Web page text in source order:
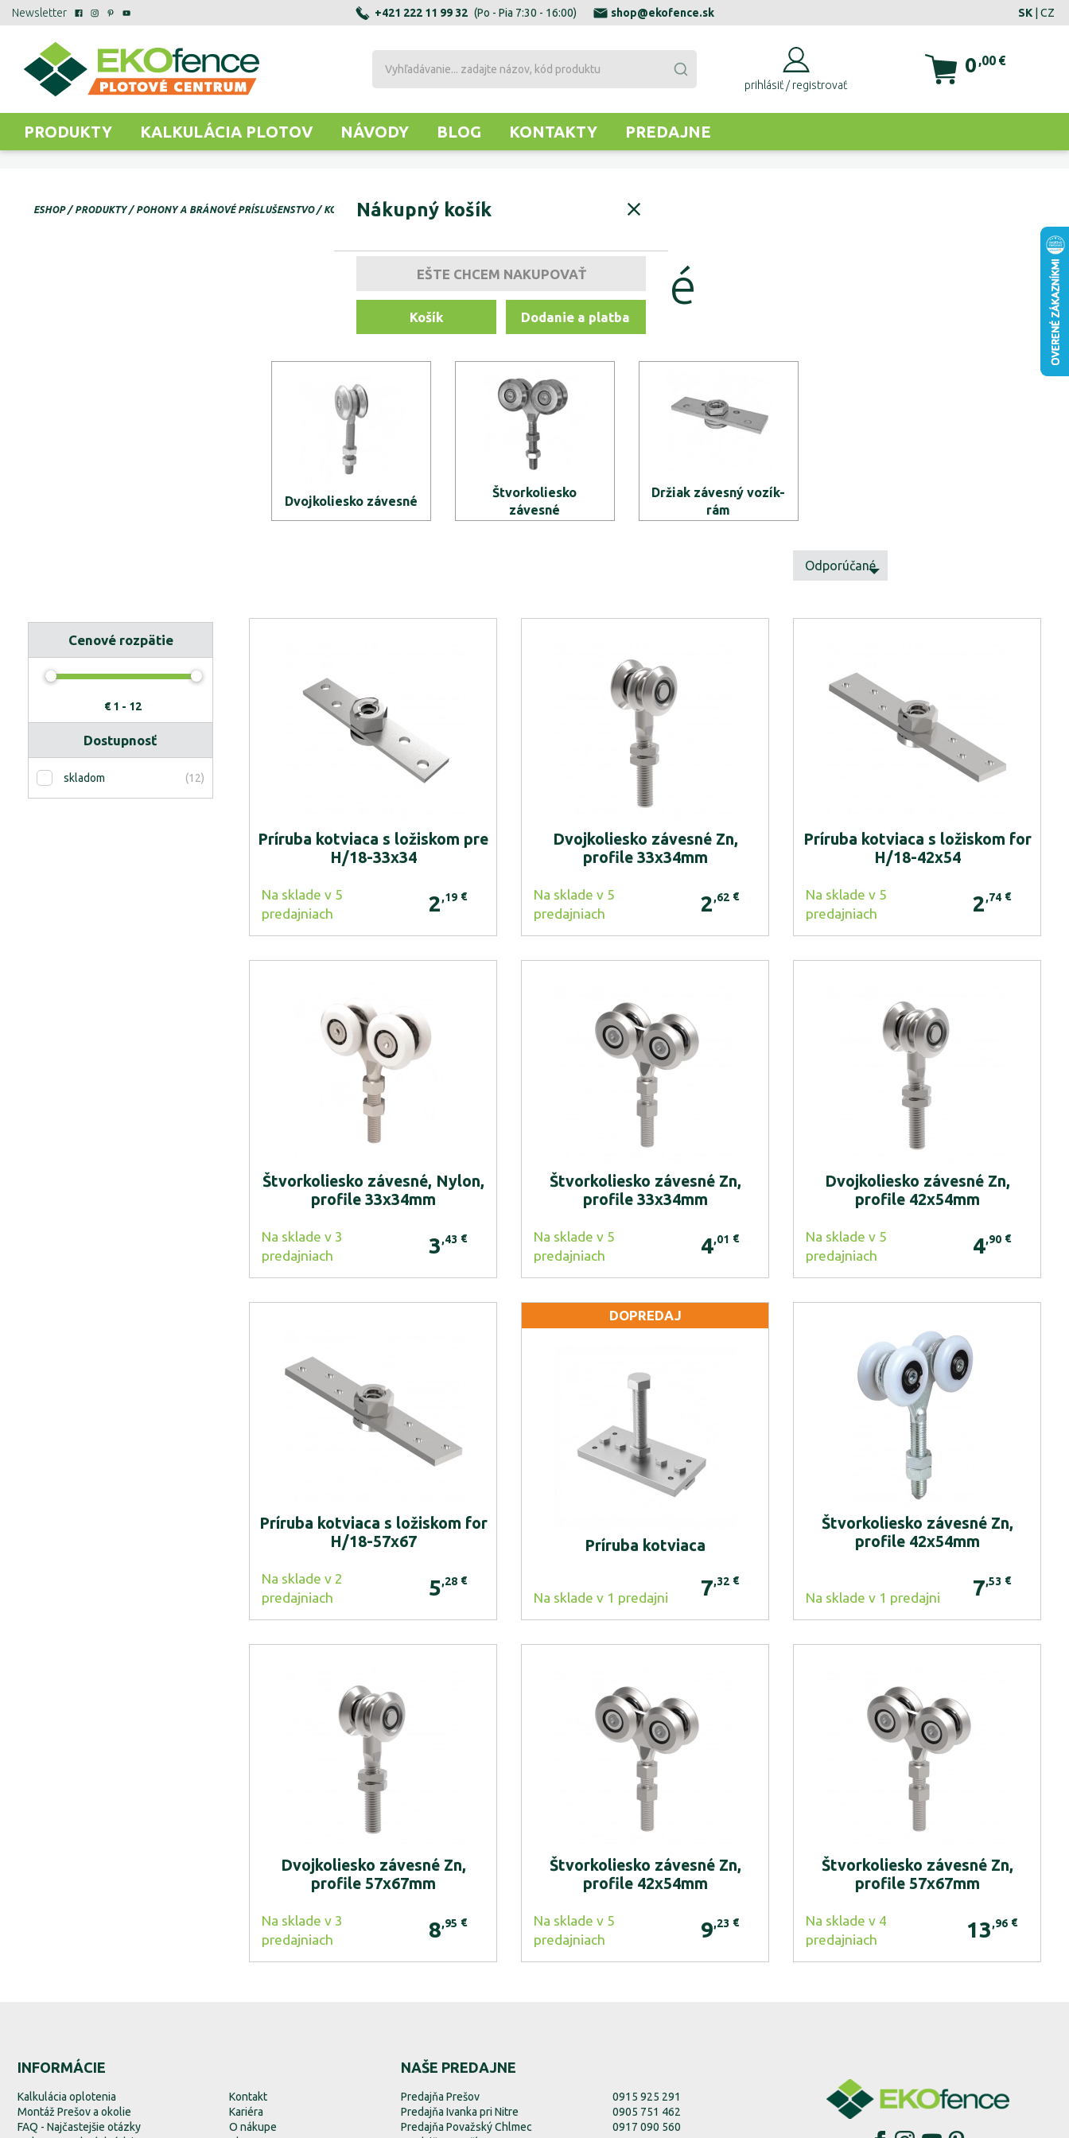
Newsletter +421 222 11 99 32 (Po - Pia 7:30 - 16:00) shop@ekofence.sk SK | CZ
prihlásiť / registrovať
0 ,00 €
PRODUKTY KALKULÁCIA PLOTOV NÁVODY BLOG KONTAKTY PREDAJNE
Nákupný košík
EŠTE CHCEM NAKUPOVAŤ
Košík Dodanie a platba
ESHOP PRODUKTY POHONY A BRÁNOVÉ PRÍSLUŠENSTVO KOMPONENTY PRE ZÁVESNÉ BRÁNY
Vozíky závesné
Dvojkoliesko závesné
Štvorkoliesko
závesné
Držiak závesný vozík-
rám
Cenové rozpätie
€1 - 12
Dostupnosť
skladom (12)
Odporúčané
Príruba kotviaca s ložiskom pre
H/18-33x34
Na sklade v 5
predajniach
2,19 €
Dvojkoliesko závesné Zn,
profile 33x34mm
Na sklade v 5
predajniach
2,62 €
Príruba kotviaca s ložiskom for
H/18-42x54
Na sklade v 5
predajniach
2,74 €
Štvorkoliesko závesné, Nylon,
profile 33x34mm
Na sklade v 3
predajniach
3,43 €
Štvorkoliesko závesné Zn,
profile 33x34mm
Na sklade v 5
predajniach
4,01 €
Dvojkoliesko závesné Zn,
profile 42x54mm
Na sklade v 5
predajniach
4,90 €
Príruba kotviaca s ložiskom for
H/18-57x67
Na sklade v 2
predajniach
5,28 €
DOPREDAJ
Príruba kotviaca
Na sklade v 1 predajni 7,32 €
Štvorkoliesko závesné Zn,
profile 42x54mm
Na sklade v 1 predajni 7,53 €
Dvojkoliesko závesné Zn,
profile 57x67mm
Na sklade v 3
predajniach
8,95 €
Štvorkoliesko závesné Zn,
profile 42x54mm
Na sklade v 5
predajniach
9,23 €
Štvorkoliesko závesné Zn,
profile 57x67mm
Na sklade v 4
predajniach
13,96 €
INFORMÁCIE
Kalkulácia oplotenia
Montáž Prešov a okolie
FAQ - Najčastejšie otázky
Kontakt
Kariéra
O nákupe
NAŠE PREDAJNE
Predajňa Prešov
Predajňa Ivanka pri Nitre
Predajňa Považský Chlmec
0915 925 291
0905 751 462
0917 090 560